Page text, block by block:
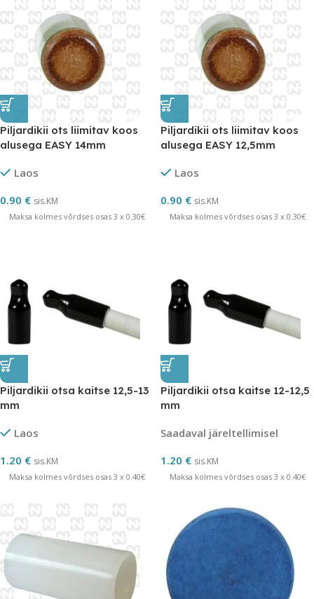
Piljardikii ots liimitav koos
alusega EASY 14mm
Laos
0.90 € sis.KM
Maksa kolmes võrdses osas 3 x 0.30€
Piljardikii ots liimitav koos
alusega EASY 12,5mm
Laos
0.90 € sis.KM
Maksa kolmes võrdses osas 3 x 0.30€
Piljardikii otsa kaitse 12,5-13
mm
Laos
1.20 € sis.KM
Maksa kolmes võrdses osas 3 x 0.40€
Piljardikii otsa kaitse 12-12,5
mm
Saadaval järeltellimisel
1.20 € sis.KM
Maksa kolmes võrdses osas 3 x 0.40€